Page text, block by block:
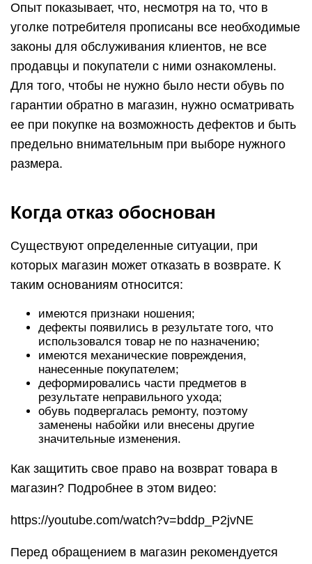
Опыт показывает, что, несмотря на то, что в
уголке потребителя прописаны все необходимые
законы для обслуживания клиентов, не все
продавцы и покупатели с ними ознакомлены.
Для того, чтобы не нужно было нести обувь по
гарантии обратно в магазин, нужно осматривать
ее при покупке на возможность дефектов и быть
предельно внимательным при выборе нужного
размера.
Когда отказ обоснован
Существуют определенные ситуации, при
которых магазин может отказать в возврате. К
таким основаниям относится:
имеются признаки ношения;
дефекты появились в результате того, что
использовался товар не по назначению;
имеются механические повреждения,
нанесенные покупателем;
деформировались части предметов в
результате неправильного ухода;
обувь подвергалась ремонту, поэтому
заменены набойки или внесены другие
значительные изменения.
Как защитить свое право на возврат товара в
магазин? Подробнее в этом видео:
https://youtube.com/watch?v=bddp_P2jvNE
Перед обращением в магазин рекомендуется